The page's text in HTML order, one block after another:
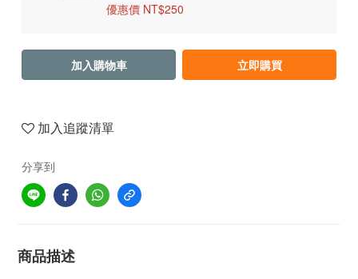
優惠價 NT$250
加入購物車 立即購買
加入追蹤清單
分享到
商品描述